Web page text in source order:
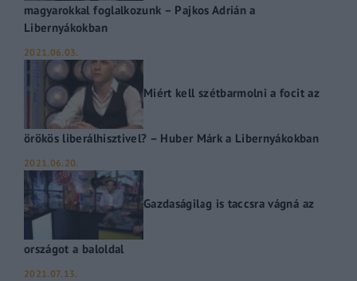
magyarokkal foglalkozunk – Pajkos Adrián a
Libernyákokban
2021.06.03.
Miért kell szétbarmolni a focit az
örökös liberálhisztivel? – Huber Márk a Libernyákokban
2021.06.20.
Gazdaságilag is taccsra vágná az
országot a baloldal
2021.07.13.